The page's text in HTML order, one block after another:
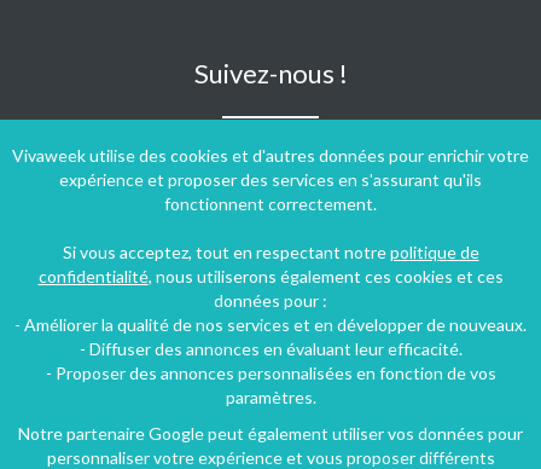
Vivaweek utilise des cookies et d'autres données pour enrichir votre
expérience et proposer des services en s'assurant qu'ils
fonctionnent correctement.
Si vous acceptez, tout en respectant notrepolitique de
confidentialité, nous utiliserons également ces cookies et ces
données pour :
- Améliorer la qualité de nos services et en développer de nouveaux.
- Diffuser des annonces en évaluant leur efficacité.
- Proposer des annonces personnalisées en fonction de vos
paramètres.
Notre partenaire Google peut également utiliser vos données pour
personnaliser votre expérience et vous proposer différents
Suivez-nous !